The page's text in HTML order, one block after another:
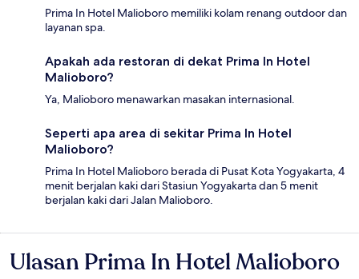
Prima In Hotel Malioboro memiliki kolam renang outdoor dan
layanan spa.
Apakah ada restoran di dekat Prima In Hotel
Malioboro?
Ya, Malioboro menawarkan masakan internasional.
Seperti apa area di sekitar Prima In Hotel
Malioboro?
Prima In Hotel Malioboro berada di Pusat Kota Yogyakarta, 4
menit berjalan kaki dari Stasiun Yogyakarta dan 5 menit
berjalan kaki dari Jalan Malioboro.
Ulasan
Ulasan Prima In Hotel Malioboro